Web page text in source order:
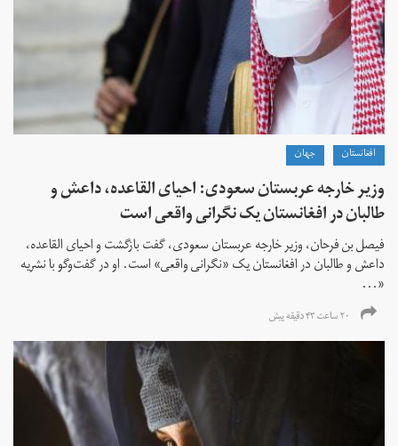
افغانستان جهان
وزیر خارجه عربستان سعودی: احیای القاعده،‌ داعش و
طالبان در افغانستان یک نگرانی واقعی است
فیصل بن فرحان، ‌وزیر خارجه عربستان سعودی، گفت بازگشت و احیای القاعده،‌
داعش و طالبان در افغانستان یک «نگرانی واقعی» است. او در گفت‌وگو با نشریه
«...
۲۰ ساعت ۴۳ دقیقه پیش